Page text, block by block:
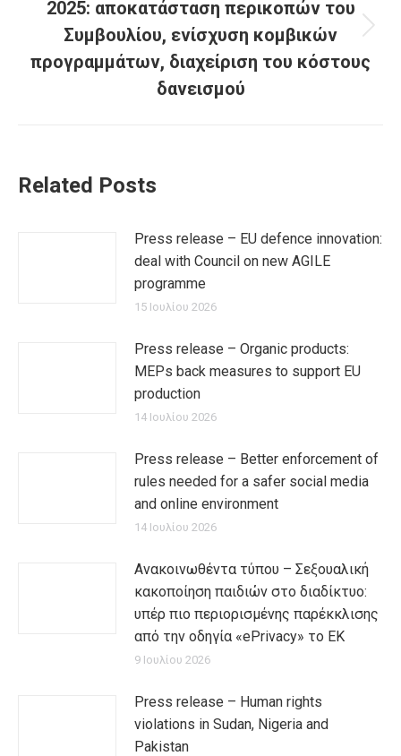
Next
post:
2025: αποκατάσταση περικοπών του
Συμβουλίου, ενίσχυση κομβικών
προγραμμάτων, διαχείριση του κόστους
δανεισμού
Related Posts
Press release – EU defence innovation:
deal with Council on new AGILE
programme
15 Ιουλίου 2026
Press release – Organic products:
MEPs back measures to support EU
production
14 Ιουλίου 2026
Press release – Better enforcement of
rules needed for a safer social media
and online environment
14 Ιουλίου 2026
Ανακοινωθέντα τύπου – Σεξουαλική
κακοποίηση παιδιών στο διαδίκτυο:
υπέρ πιο περιορισμένης παρέκκλισης
από την οδηγία «ePrivacy» το ΕΚ
9 Ιουλίου 2026
Press release – Human rights
violations in Sudan, Nigeria and
Pakistan